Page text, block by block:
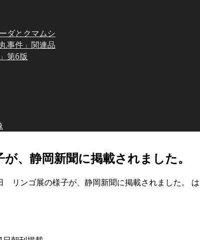
ダとクマムシ
事件」関連品
第6版
、静岡新聞に掲載されました。
リンゴ展の様子が、静岡新聞に掲載されました。 は